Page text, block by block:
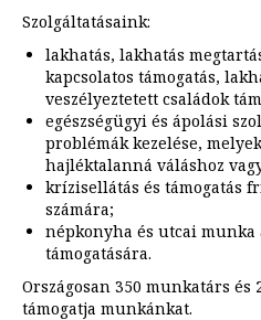
Szolgáltatásaink:
lakhatás, lakhatás
kapcsolatos támogatás,
veszélyeztetett családok
egészségügyi és ápolási
problémák kezelése,
hajléktalanná váláshoz
krízisellátás és támogatás
számára;
népkonyha és utcai
támogatására.
Országosan 350 munkatárs és
támogatja munkánkat.